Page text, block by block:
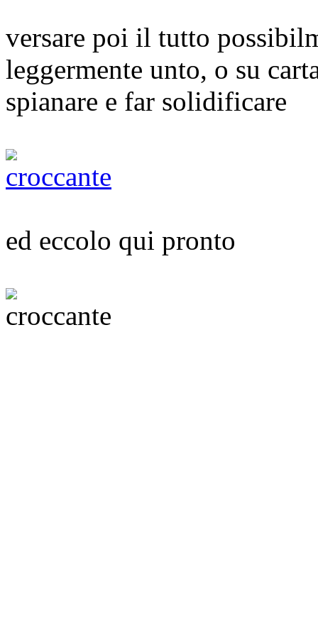
versare poi il tutto
leggermente unto, o su
spianare e far solidificare
ed eccolo qui pronto